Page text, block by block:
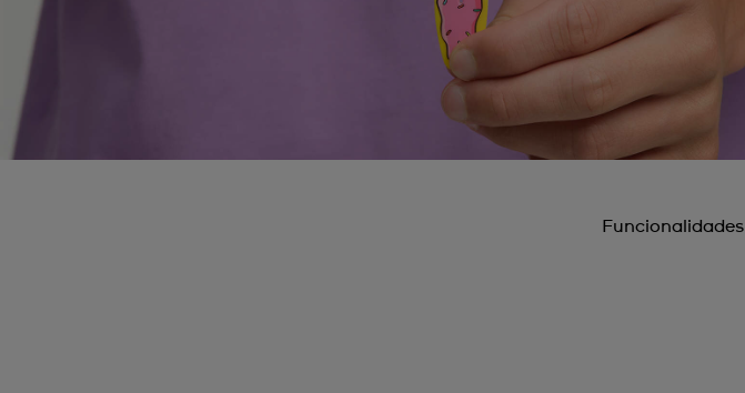
Funcionalidades